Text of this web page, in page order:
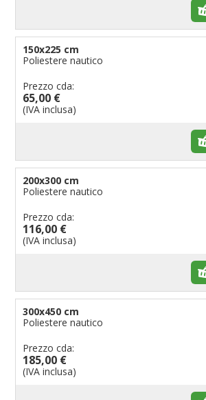
150x225 cm
Poliestere nautico
Prezzo cda:
65,00 €
(IVA inclusa)
200x300 cm
Poliestere nautico
Prezzo cda:
116,00 €
(IVA inclusa)
300x450 cm
Poliestere nautico
Prezzo cda:
185,00 €
(IVA inclusa)